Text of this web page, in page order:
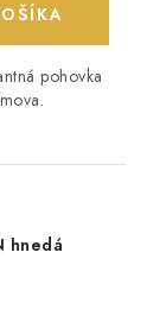
pohovka
hnedá